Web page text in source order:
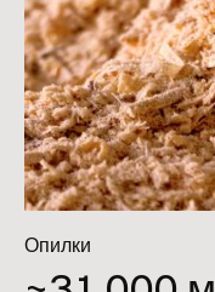
Опилки